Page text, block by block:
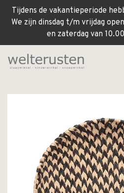
Tijdens de vakantieperiode
We zijn dinsdag t/m vrijdag
en zaterdag van